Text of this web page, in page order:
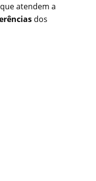
atendem a
dos